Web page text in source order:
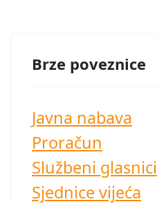
Brze poveznice
Javna nabava
Proračun
Službeni glasnici
Sjednice vijeća